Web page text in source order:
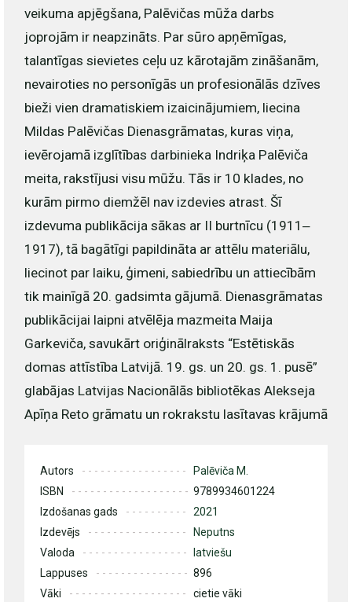
veikuma apjēgšana, Palēvičas mūža darbs
joprojām ir neapzināts. Par sūro apņēmīgas,
talantīgas sievietes ceļu uz kārotajām zināšanām,
nevairoties no personīgās un profesionālās dzīves
bieži vien dramatiskiem izaicinājumiem, liecina
Mildas Palēvičas Dienasgrāmatas, kuras viņa,
ievērojamā izglītības darbinieka Indriķa Palēviča
meita, rakstījusi visu mūžu. Tās ir 10 klades, no
kurām pirmo diemžēl nav izdevies atrast. Šī
izdevuma publikācija sākas ar II burtnīcu (1911‒
1917), tā bagātīgi papildināta ar attēlu materiālu,
liecinot par laiku, ģimeni, sabiedrību un attiecībām
tik mainīgā 20. gadsimta gājumā. Dienasgrāmatas
publikācijai laipni atvēlēja mazmeita Maija
Garkeviča, savukārt oriģinālraksts “Estētiskās
domas attīstība Latvijā. 19. gs. un 20. gs. 1. pusē”
glabājas Latvijas Nacionālās bibliotēkas Alekseja
Apīņa Reto grāmatu un rokrakstu lasītavas krājumā
Autors
Palēviča M.
ISBN
9789934601224
Izdošanas gads
2021
Izdevējs
Neputns
Valoda
latviešu
Lappuses
896
Vāki
cietie vāki